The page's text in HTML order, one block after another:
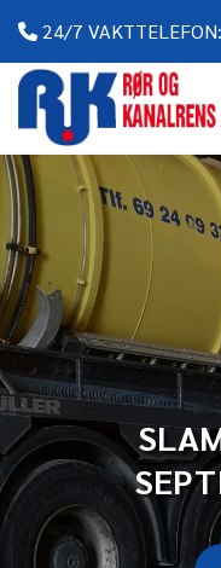
 24/7 VAKTTELEFON: